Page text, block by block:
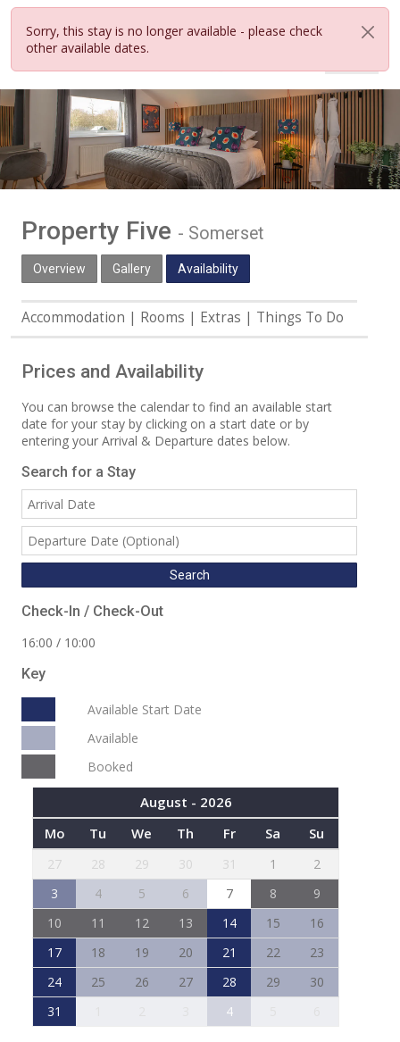
Sorry, this stay is no longer available - please check
other available dates.
Property Five - Somerset
Overview Gallery Availability
Accommodation Rooms Extras Things To Do
Prices and Availability
You can browse the calendar to find an available start
date for your stay by clicking on a start date or by
entering your Arrival & Departure dates below.
Search for a Stay
Check-In / Check-Out
16:00 / 10:00
Key
Available Start Date
Available
Booked
August - 2026
Mo
Tu We Th Fr Sa Su
27 28 29 30 31 1
2
3
4 5 6 7 8
9
10
11 12 13 14 15
16
17
18 19 20 21 22
23
24
25 26 27 28 29
30
31
4